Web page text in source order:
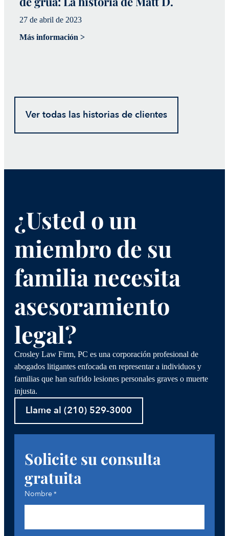
27 de abril de 2023
Más información >
Ver todas las historias de clientes
¿Usted o un
miembro de su
familia necesita
asesoramiento
legal?
Crosley Law Firm, PC es una corporación profesional de
abogados litigantes enfocada en representar a individuos y
familias que han sufrido lesiones personales graves o muerte
injusta.
Llame al (210) 529-3000
Solicite su consulta
gratuita
Nombre*